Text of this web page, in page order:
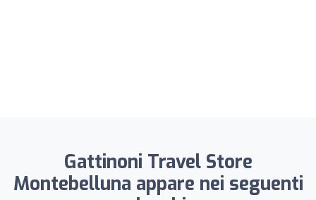
Gattinoni Travel Store
Montebelluna appare nei seguenti